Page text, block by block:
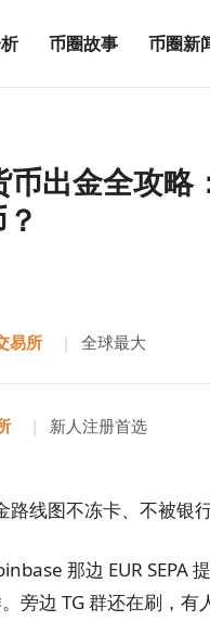
币圈故事 币圈新
出金全攻略
易所 | 全球最大
| 新人注册首选
路线图不冻卡、不被银
那边 EUR
旁边 TG 群还在刷，有